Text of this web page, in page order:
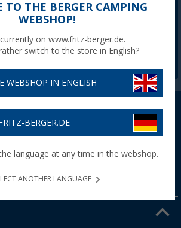
Newsletter
sichern
Bis zu 5% Bonus
TO THE BERGER CAMPING
WEBSHOP!
on www.fritz-berger.de.
switch to the store in English?
WEBSHOP IN ENGLISH
BERGER.DE
language at any time in the webshop.
ANOTHER LANGUAGE